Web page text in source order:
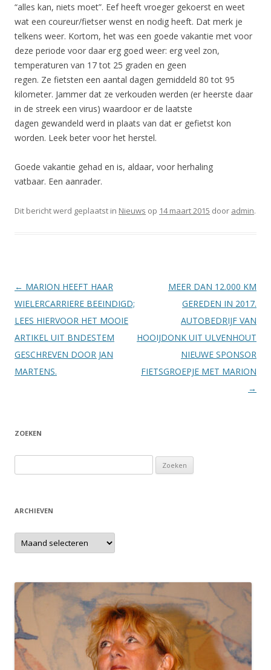
“alles kan, niets moet”. Eef heeft vroeger gekoerst en weet
wat een coureur/fietser wenst en nodig heeft. Dat merk je
telkens weer. Kortom, het was een goede vakantie met voor
deze periode voor daar erg goed weer: erg veel zon,
temperaturen van 17 tot 25 graden en geen
regen. Ze fietsten een aantal dagen gemiddeld 80 tot 95
kilometer. Jammer dat ze verkouden werden (er heerste daar
in de streek een virus) waardoor er de laatste
dagen gewandeld werd in plaats van dat er gefietst kon
worden. Leek beter voor het herstel.
Goede vakantie gehad en is, aldaar, voor herhaling
vatbaar. Een aanrader.
Dit bericht werd geplaatst in Nieuws op 14 maart 2015 door admin.
Berichtnavigatie
← MARION HEEFT HAAR
WIELERCARRIERE BEEINDIGD;
LEES HIERVOOR HET MOOIE
ARTIKEL UIT BNDESTEM
GESCHREVEN DOOR JAN
MARTENS.
MEER DAN 12.000 KM
GEREDEN IN 2017.
AUTOBEDRIJF VAN
HOOIJDONK UIT ULVENHOUT
NIEUWE SPONSOR
FIETSGROEPJE MET MARION
→
ZOEKEN
naar:
ARCHIEVEN
Archieven